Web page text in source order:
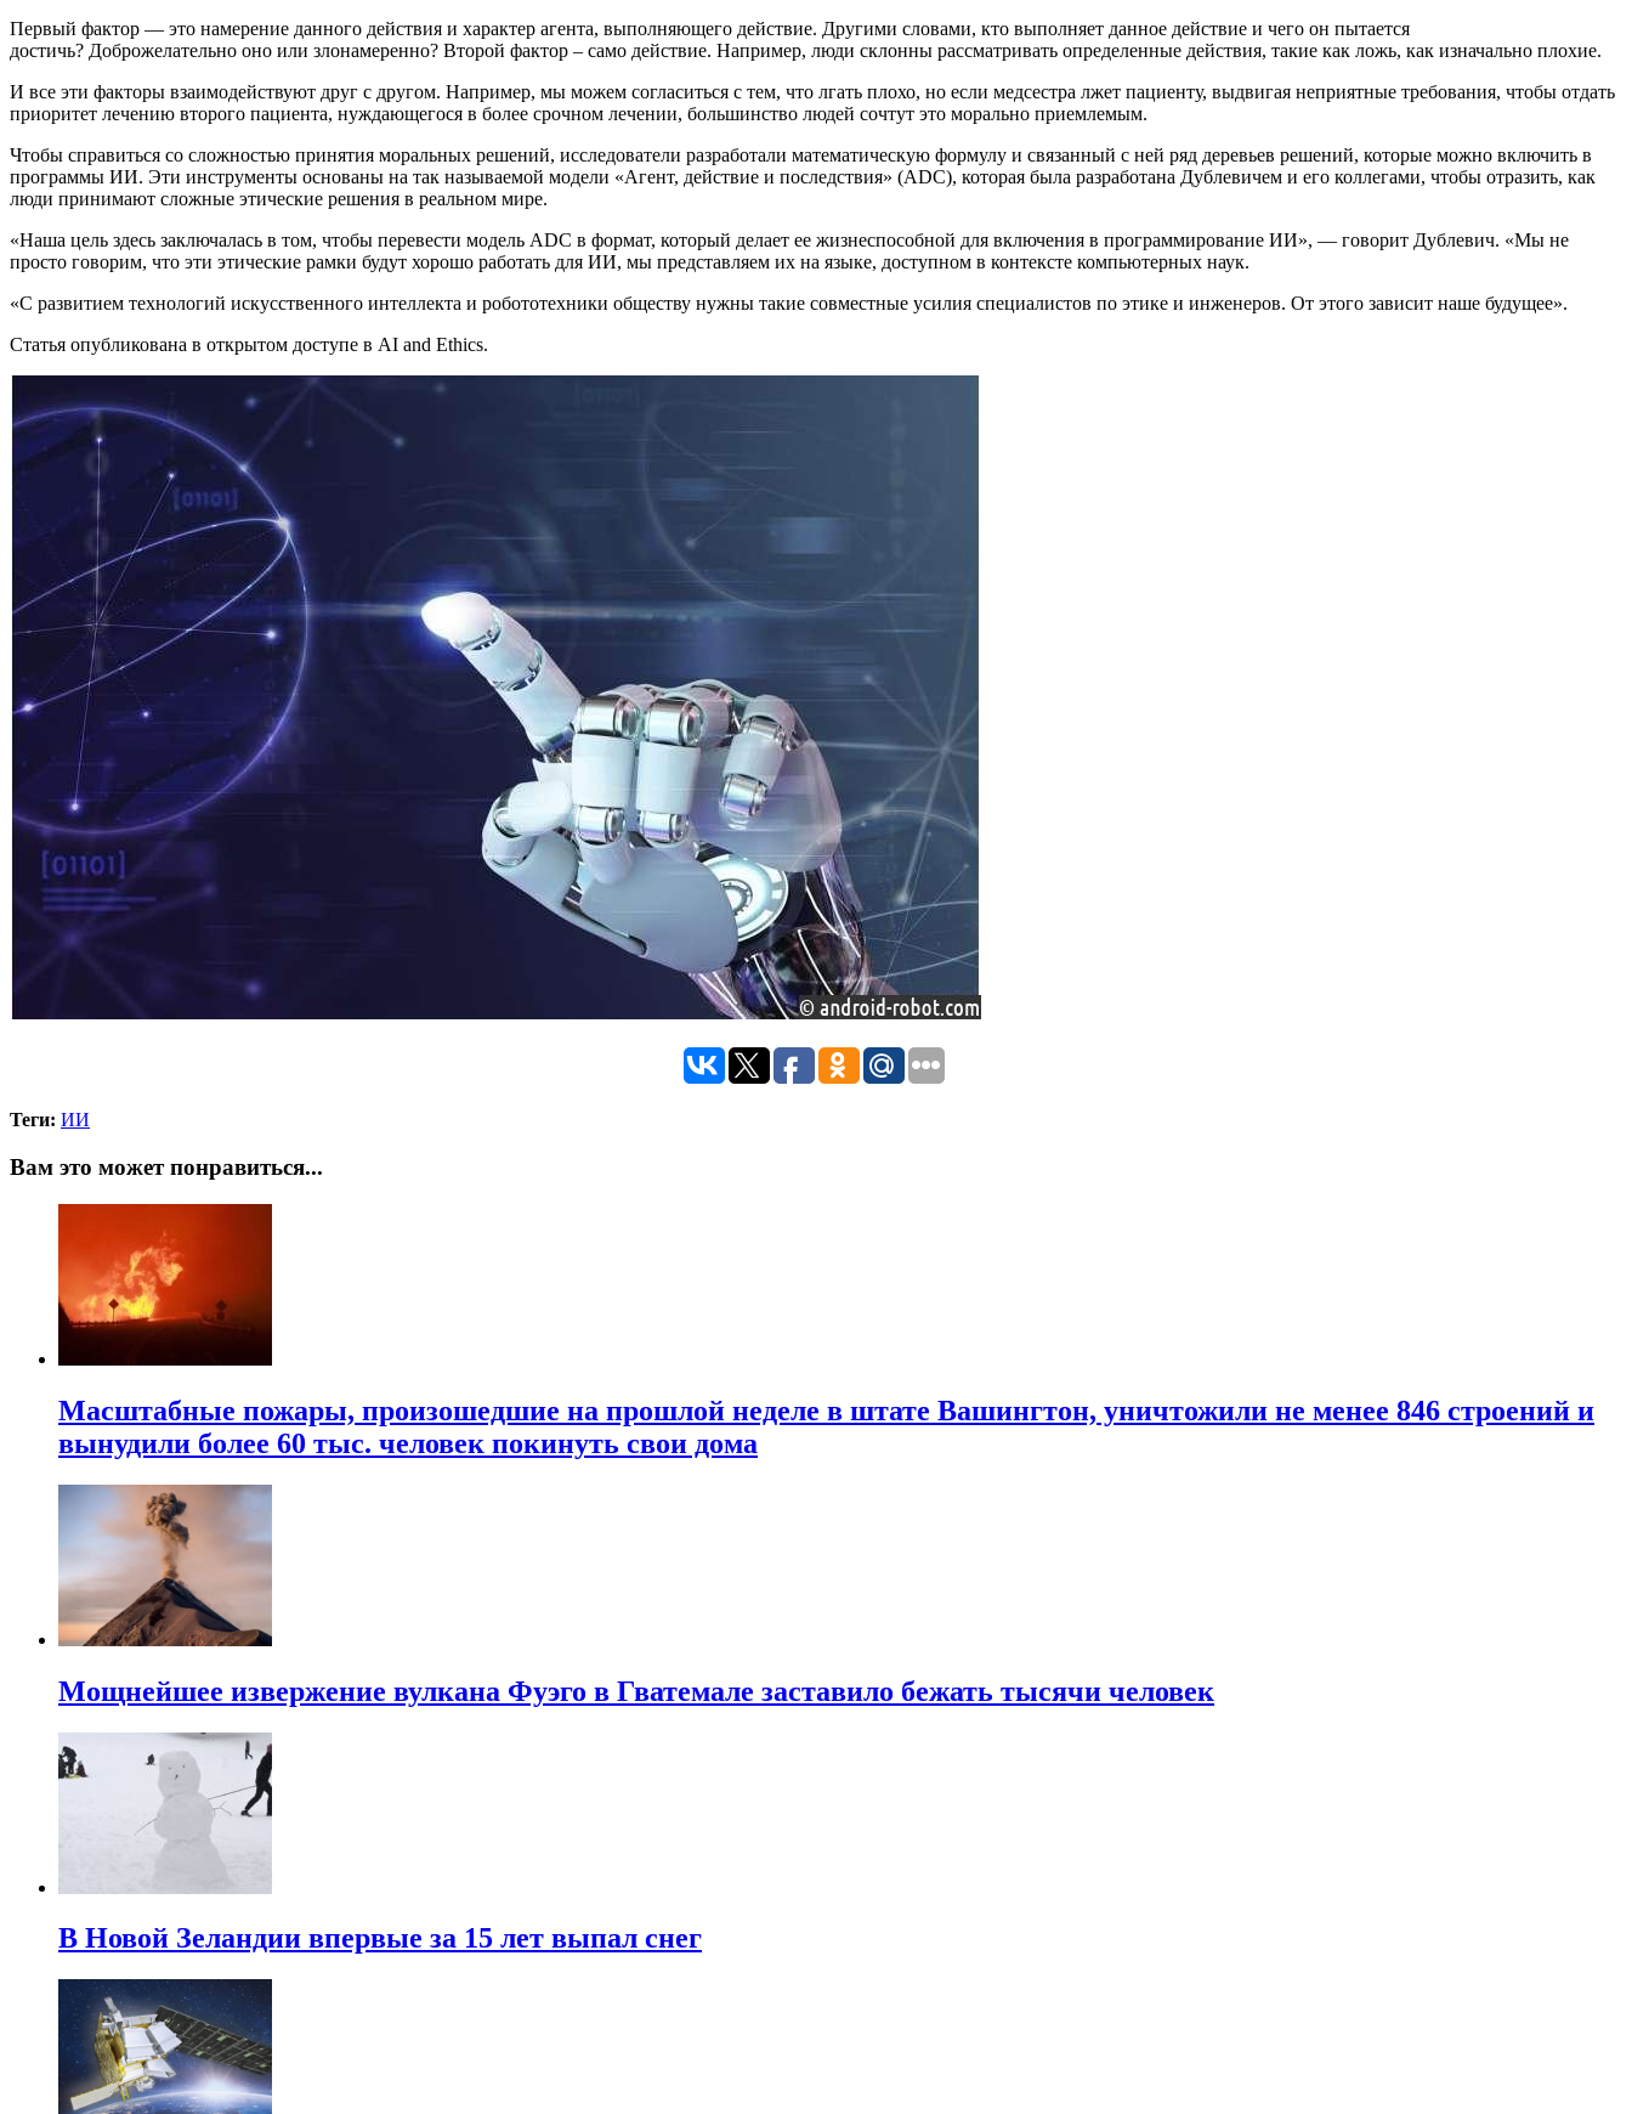
Первый фактор — это намерение данного действия и характер агента, выполняющего действие. Другими словами, кто выполняет данное действие и чего он пытается
достичь? Доброжелательно оно или злонамеренно? Второй фактор – само действие. Например, люди склонны рассматривать определенные действия, такие как ложь, как изначально плохие.
И все эти факторы взаимодействуют друг с другом. Например, мы можем согласиться с тем, что лгать плохо, но если медсестра лжет пациенту, выдвигая неприятные требования, чтобы отдать
приоритет лечению второго пациента, нуждающегося в более срочном лечении, большинство людей сочтут это морально приемлемым.
Чтобы справиться со сложностью принятия моральных решений, исследователи разработали математическую формулу и связанный с ней ряд деревьев решений, которые можно включить в
программы ИИ. Эти инструменты основаны на так называемой модели «Агент, действие и последствия» (ADC), которая была разработана Дублевичем и его коллегами, чтобы отразить, как
люди принимают сложные этические решения в реальном мире.
«Наша цель здесь заключалась в том, чтобы перевести модель ADC в формат, который делает ее жизнеспособной для включения в программирование ИИ», — говорит Дублевич. «Мы не
просто говорим, что эти этические рамки будут хорошо работать для ИИ, мы представляем их на языке, доступном в контексте компьютерных наук.
«С развитием технологий искусственного интеллекта и робототехники обществу нужны такие совместные усилия специалистов по этике и инженеров. От этого зависит наше будущее».
Статья опубликована в открытом доступе в AI and Ethics.
Теги: ИИ
Вам это может понравиться...
Масштабные пожары, произошедшие на прошлой неделе в штате Вашингтон, уничтожили не менее 846 строений и
вынудили более 60 тыс. человек покинуть свои дома
Мощнейшее извержение вулкана Фуэго в Гватемале заставило бежать тысячи человек
В Новой Зеландии впервые за 15 лет выпал снег